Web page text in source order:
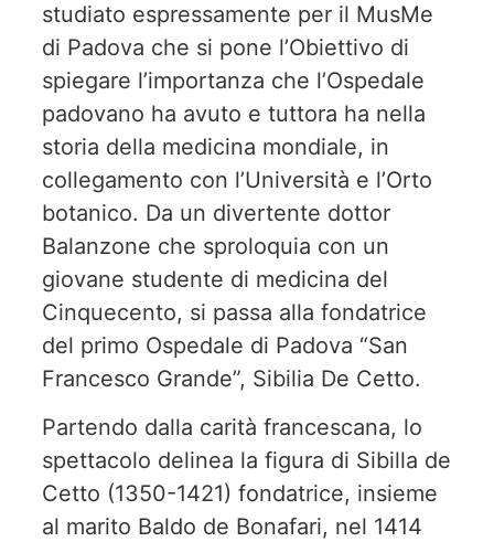
studiato espressamente per il MusMe
di Padova che si pone l’Obiettivo di
spiegare l’importanza che l’Ospedale
padovano ha avuto e tuttora ha nella
storia della medicina mondiale, in
collegamento con l’Università e l’Orto
botanico. Da un divertente dottor
Balanzone che sproloquia con un
giovane studente di medicina del
Cinquecento, si passa alla fondatrice
del primo Ospedale di Padova “San
Francesco Grande”, Sibilia De Cetto.
Partendo dalla carità francescana, lo
spettacolo delinea la figura di Sibilla de
Cetto (1350-1421) fondatrice, insieme
al marito Baldo de Bonafari, nel 1414